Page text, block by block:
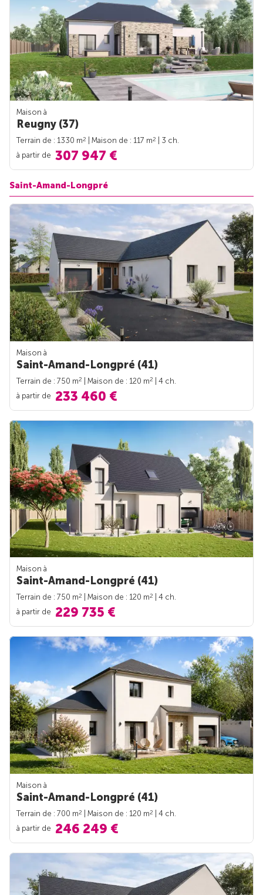
Maison à
Reugny (37)
Terrain de : 1330 m2 | Maison de : 117 m2
| 3 ch.
à partir de 307 947 €
Saint-Amand-Longpré
Maison à
Saint-Amand-Longpré (41)
Terrain de : 750 m2 | Maison de : 120 m2
| 4 ch.
à partir de 233 460 €
Maison à
Saint-Amand-Longpré (41)
Terrain de : 750 m2 | Maison de : 120 m2
| 4 ch.
à partir de 229 735 €
Maison à
Saint-Amand-Longpré (41)
Terrain de : 700 m2 | Maison de : 120 m2
| 4 ch.
à partir de 246 249 €